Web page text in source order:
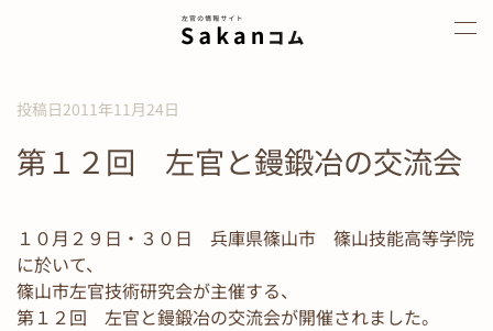
投稿日2011年11月24日
第１２回 左官と鏝鍛冶の交流会
１０月２９日・３０日 兵庫県篠山市 篠山技能高等学院
に於いて、
篠山市左官技術研究会が主催する、
第１２回 左官と鏝鍛冶の交流会が開催されました。